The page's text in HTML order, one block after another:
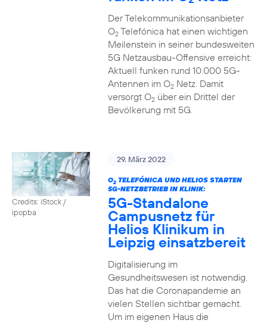
Der Telekommunikationsanbieter
O2Telefónica hat einen wichtigen
Meilenstein in seiner bundesweiten
5G Netzausbau-Offensive erreicht:
Aktuell funken rund 10.000 5G-
Antennen im O2Netz. Damit
versorgt O2über ein Drittel der
Bevölkerung mit 5G.
Credits: iStock /
ipopba
29. März 2022
O2TELEFÓNICA UND HELIOS STARTEN
5G-NETZBETRIEB IN KLINIK:
5G-Standalone
Campusnetz für
Helios Klinikum in
Leipzig einsatzbereit
Digitalisierung im
Gesundheitswesen ist notwendig.
Das hat die Coronapandemie an
vielen Stellen sichtbar gemacht.
Um im eigenen Haus die